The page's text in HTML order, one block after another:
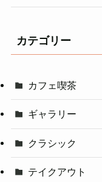
カテゴリー
カフェ喫茶
ギャラリー
クラシック
テイクアウト